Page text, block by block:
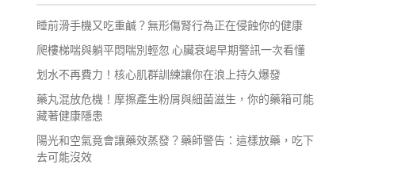
睡前滑手機又吃重鹹？無形傷腎行為正在侵蝕你的健康
爬樓梯喘與躺平悶喘別輕忽 心臟衰竭早期警訊一次看懂
划水不再費力！核心肌群訓練讓你在浪上持久爆發
藥丸混放危機！摩擦產生粉屑與細菌滋生，你的藥箱可能
藏著健康隱患
陽光和空氣竟會讓藥效蒸發？藥師警告：這樣放藥，吃下
去可能沒效